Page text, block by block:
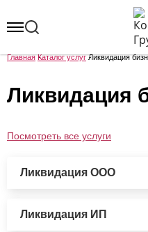
Главная Каталог услуг Ликвидация
Ликвидация
Посмотреть все услуги
Ликвидация ООО
Ликвидация ИП